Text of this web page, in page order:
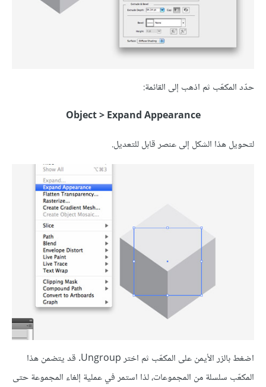
حدّد المكعّب ثم اذهب إلى القائمة:
Object > Expand Appearance
لتحويل هذا الشكل إلى عنصر قابل للتعديل.
اضغط بالزر الأيمن على المكعّب ثم اختر Ungroup. قد يتضمن هذا
المكعّب سلسلة من المجموعات، لذا استمر في عملية إلغاء المجموعة حتى